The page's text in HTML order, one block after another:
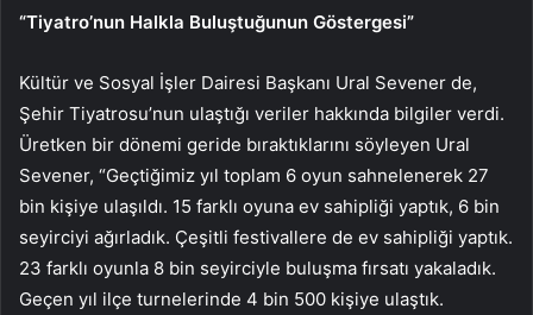
“Tiyatro’nun Halkla Buluştuğunun Göstergesi”
Kültür ve Sosyal İşler Dairesi Başkanı Ural Sevener de,
Şehir Tiyatrosu’nun ulaştığı veriler hakkında bilgiler verdi.
Üretken bir dönemi geride bıraktıklarını söyleyen Ural
Sevener, “Geçtiğimiz yıl toplam 6 oyun sahnelenerek 27
bin kişiye ulaşıldı. 15 farklı oyuna ev sahipliği yaptık, 6 bin
seyirciyi ağırladık. Çeşitli festivallere de ev sahipliği yaptık.
23 farklı oyunla 8 bin seyirciyle buluşma fırsatı yakaladık.
Geçen yıl ilçe turnelerinde 4 bin 500 kişiye ulaştık.